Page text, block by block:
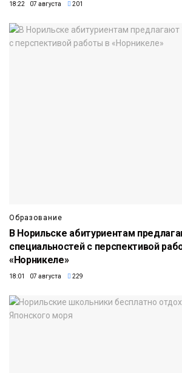
18:22 07 августа 201
Образование
В Норильске абитуриентам
специальностей с перспективой
«Норникеле»
18:01 07 августа 229